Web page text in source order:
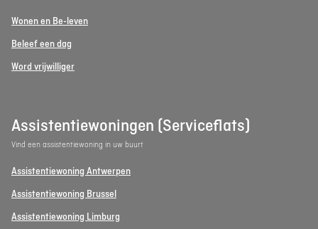
Wonen en Be-leven
Beleef een dag
Word vrijwilliger
Assistentiewoningen (Serviceflats)
Vind een assistentiewoning in uw buurt
Assistentiewoning Antwerpen
Assistentiewoning Brussel
Assistentiewoning Limburg